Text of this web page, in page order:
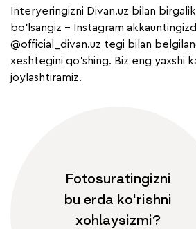
Interyeringizni Divan.uz bilan
bo'lsangiz - Instagram
@official_divan.uz tegi bilan
xeshtegini qo'shing. Biz eng yaxshi
joylashtiramiz.
Fotosuratingizni
bu erda ko'rishni
xohlaysizmi?